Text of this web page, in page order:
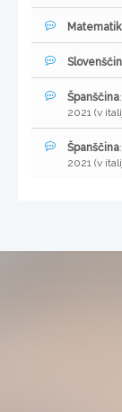
Španščina
2021 (v
Španščina
2021 (v